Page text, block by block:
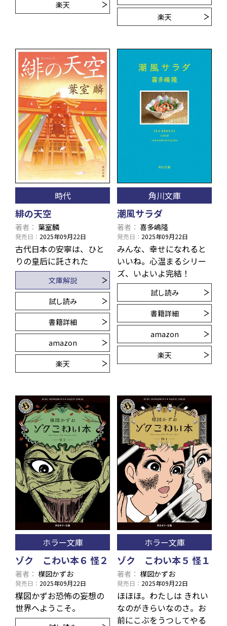
楽天
楽天
時代
緋の天空
著者 葉室麟
発売日 2025年09月22日
古代日本の安寧は、ひと
りの皇后に託された――
文庫解説
試し読み
書籍詳細
amazon
楽天
角川文庫
潮風サラダ
著者 喜多嶋隆
発売日 2025年09月22日
みんな、幸せになれると
いいね――。心温まるシリー
ズ、いよいよ完結！
試し読み
書籍詳細
amazon
楽天
ホラー文庫
ゾク こわい本６ 怪２
著者 楳図かずお
発売日 2025年09月22日
楳図かずお恐怖の妄想の
世界へようこそ。
ホラー文庫
ゾク こわい本５ 怪１
著者 楳図かずお
発売日 2025年09月22日
ほほほ。わたしは きれい
なのがきらいなのさ。お
前にこぶをうつしてやる